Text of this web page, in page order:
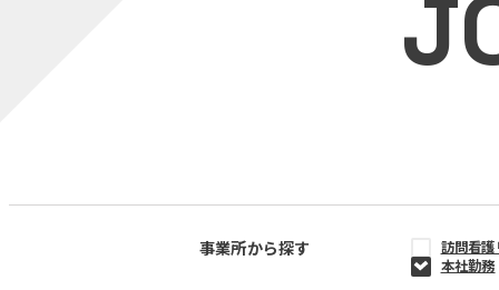
事業所から探す
訪問看
本社勤務